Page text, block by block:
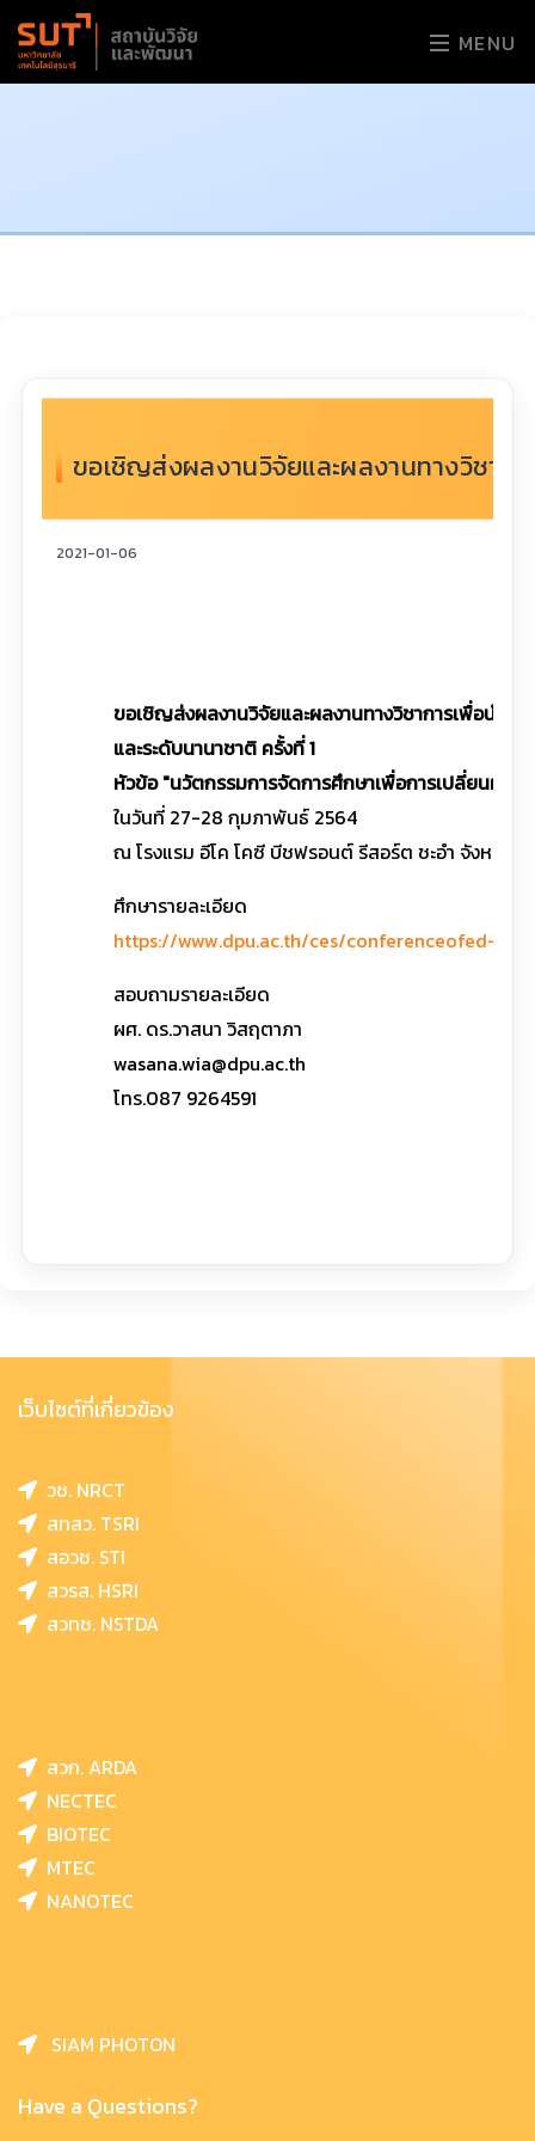
MENU
ขอเชิญส่งผลงานวิจัยและผลงานทางวิชาก
2021-01-06
ขอเชิญส่งผลงานวิจัยและผลงานทางวิชาการเพื่อนำเ
และระดับนานาชาติ ครั้งที่ 1
หัวข้อ "นวัตกรรมการจัดการศึกษาเพื่อการเปลี่ยนผ่าน
ในวันที่ 27-28 กุมภาพันธ์ 2564
ณ โรงแรม อีโค โคซี บีชฟรอนต์ รีสอร์ต ชะอำ จังหวัดเ
ศึกษารายละเอียด
https://www.dpu.ac.th/ces/conferenceofed-
สอบถามรายละเอียด
ผศ. ดร.วาสนา วิสฤตาภา
wasana.wia@dpu.ac.th
โทร.087 9264591
เว็บไซต์ที่เกี่ยวข้อง
วช. NRCT
สทสว. TSRI
สอวช. STI
สวรส. HSRI
สวทช. NSTDA
สวก. ARDA
NECTEC
BIOTEC
MTEC
NANOTEC
SIAM PHOTON
Have a Questions?